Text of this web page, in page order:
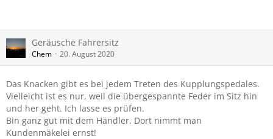
Geräusche Fahrersitz
Chem 20. August 2020
Das Knacken gibt es bei jedem Treten des Kupplungspedales.
Vielleicht ist es nur, weil die übergespannte Feder im Sitz hin
und her geht. Ich lasse es prüfen.
Bin ganz gut mit dem Händler. Dort nimmt man
Kundenmäkelei ernst!